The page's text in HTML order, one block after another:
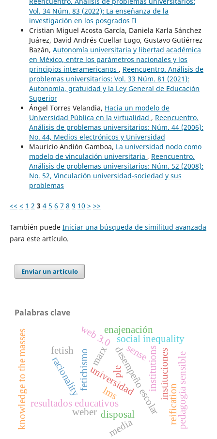
Vol. 34 Núm. 83 (2022): La enseñanza de la
investigación en los posgrados II
Cristian Miguel Acosta García, Daniela Karla Sánchez
Juárez, David Andrés Cuellar Lugo, Gustavo Gutiérrez
Bazán, Autonomía universitaria y libertad académica
en México, entre los parámetros nacionales y los
principios interamericanos , Reencuentro. Análisis de
problemas universitarios: Vol. 33 Núm. 81 (2021):
Autonomía, gratuidad y la Ley General de Educación
Superior
Ángel Torres Velandia, Hacia un modelo de
Universidad Pública en la virtualidad , Reencuentro.
Análisis de problemas universitarios: Núm. 44 (2006):
No. 44, Medios electrónicos y Universidad
Mauricio Andión Gamboa, La universidad nodo como
modelo de vinculación universitaria , Reencuentro.
Análisis de problemas universitarios: Núm. 52 (2008):
No. 52, Vinculación universidad-sociedad y sus
problemas
<< < 1 2 3 4 5 6 7 8 9 10 > >>
También puede Iniciar una búsqueda de similitud avanzada
para este artículo.
Enviar un artículo
Palabras clave
universidad
fetichismo
resultados educativosdesempeño escolar
social inequality
racionality
weber
institutionsinstituciones
fetish
disposal reification
enajenación
marx
media
ple
lms
web 3.0
pedagogía sensible
knowledge to the masses sense